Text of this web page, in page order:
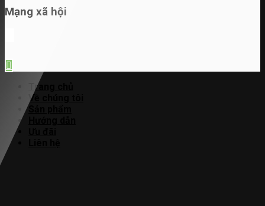
Mạng xã hội
Trang chủ
Về chúng tôi